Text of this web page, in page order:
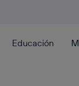
Educación